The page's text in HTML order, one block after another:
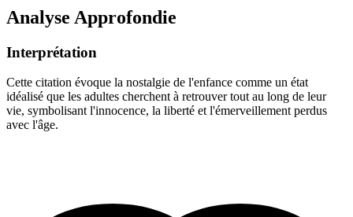
Analyse Approfondie
Interprétation
Cette citation évoque la nostalgie de l'enfance comme un état
idéalisé que les adultes cherchent à retrouver tout au long de leur
vie, symbolisant l'innocence, la liberté et l'émerveillement perdus
avec l'âge.